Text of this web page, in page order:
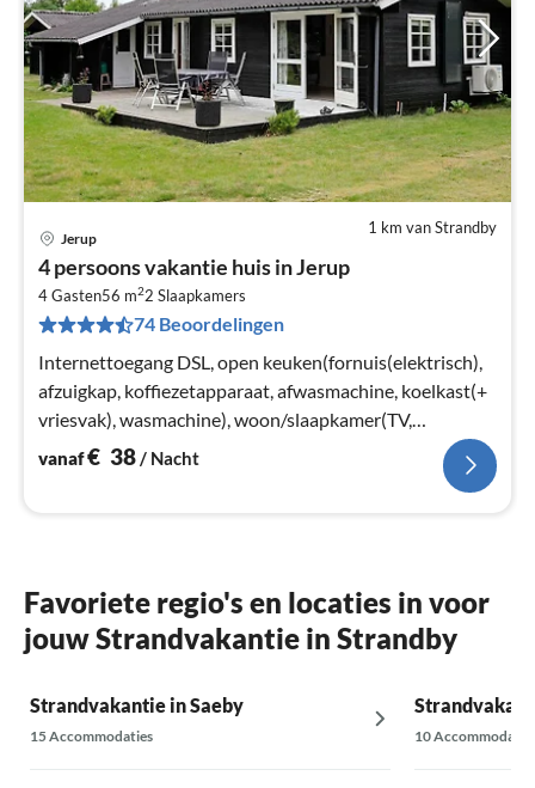
1 km van Strandby
Jerup
4 persoons vakantie huis in Jerup
4 Gasten56 m22 Slaapkamers
74 Beoordelingen
Internettoegang DSL, open keuken(fornuis(elektrisch),
afzuigkap, koffiezetapparaat, afwasmachine, koelkast(+
vriesvak), wasmachine), woon/slaapkamer(TV,
kachel(hout), radio)
vanaf€ 38 / Nacht
Favoriete regio's en locaties in voor
jouw Strandvakantie in Strandby
Strandvakantie in Saeby
15 Accommodaties 10